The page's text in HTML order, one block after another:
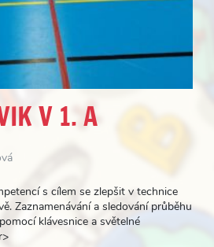
V 1. A
s cílem se zlepšit v technice
Zaznamenávání a sledování průběhu
klávesnice a světelné